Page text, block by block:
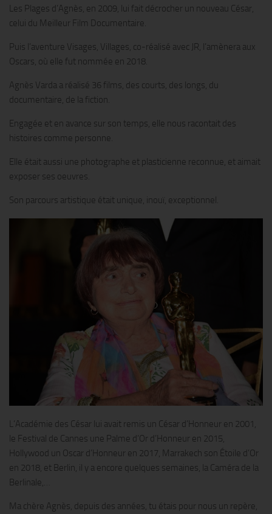
Les Plages d’Agnès, en 2009, lui fait décrocher un nouveau César,
celui du Meilleur Film Documentaire.
Puis l’aventure Visages, Villages, co-réalisé avec JR, l’amènera aux
Oscars, où elle fut nommée en 2018.
Agnès Varda a réalisé 36 films, des courts, des longs, du
documentaire, de la fiction.
Engagée et en avance sur son temps, elle nous racontait des
histoires comme personne.
Elle était aussi une photographe et plasticienne reconnue, et aimait
exposer ses oeuvres.
Son parcours artistique était unique, inouï, exceptionnel.
L’Académie des César lui avait remis un César d’Honneur en 2001,
le Festival de Cannes une Palme d’Or d’Honneur en 2015,
Hollywood un Oscar d’Honneur en 2017, Marrakech son Étoile d’Or
en 2018, et Berlin, il y a encore quelques semaines, la Caméra de la
Berlinale,…
Ma chère Agnès, depuis des années, tu étais pour nous un repère,